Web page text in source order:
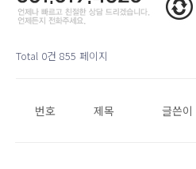
Total 0건 855 페이지
번호 제목 글쓴이